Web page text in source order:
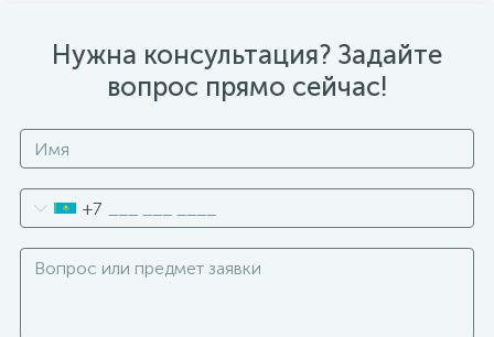
Нужна консультация? Задайте
вопрос прямо сейчас!
+7